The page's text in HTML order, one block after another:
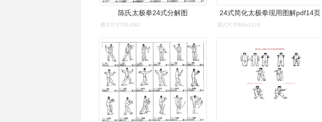
陈氏太极拳24式分解图
图片尺寸791x542
24式简化太极拳现用图解pdf14页
图片尺寸860x1218